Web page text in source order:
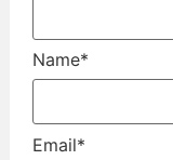
Name*
Email*